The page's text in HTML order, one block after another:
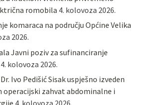
romobila 4. kolovoza 2026.
komaraca na području Općine Velika
2026.
Javni poziv za sufinanciranje
4. kolovoza 2026.
Ivo Pedišić Sisak uspješno izveden
operacijski zahvat abdominalne i